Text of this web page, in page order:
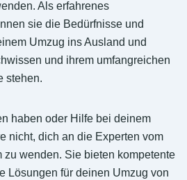
Als erfahrenes
sie die Bedürfnisse und
Umzug ins Ausland und
und ihrem umfangreichen
stehen.
haben oder Hilfe bei deinem
nicht, dich an die Experten vom
zu wenden. Sie bieten kompetente
Lösungen für deinen Umzug von